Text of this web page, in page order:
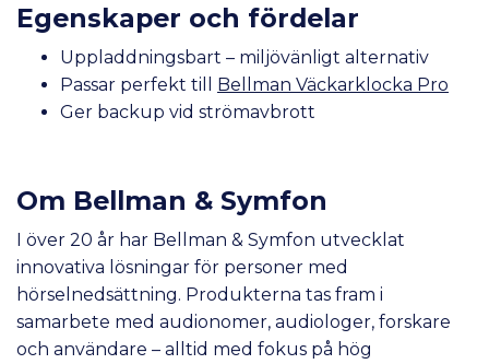
Egenskaper och fördelar
Uppladdningsbart – miljövänligt alternativ
Passar perfekt till Bellman Väckarklocka Pro
Ger backup vid strömavbrott
Om Bellman & Symfon
I över 20 år har Bellman & Symfon utvecklat
innovativa lösningar för personer med
hörselnedsättning. Produkterna tas fram i
samarbete med audionomer, audiologer, forskare
och användare – alltid med fokus på hög